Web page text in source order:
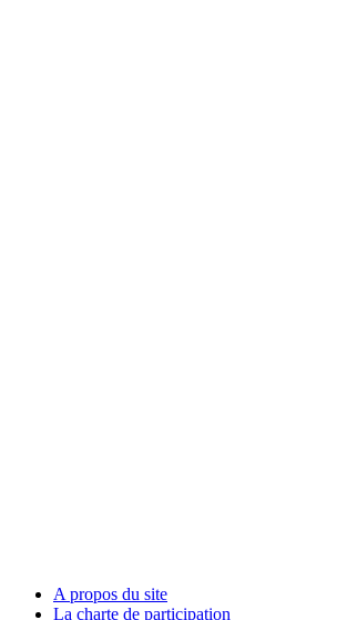
A propos du site
La charte de participation